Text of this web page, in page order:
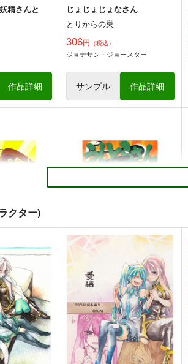
カート
魔法少女。7
オリジナル
デミタス・カッフェ
マフィン・フラガ
ハルナス・アイザラ
サンプル カート
精さんと
作品詳細
じょじょじょなさん
とりからの巣
306円 （税込）
ジョナサン・ジョースター
サンプル 作品詳細
ろー星の章
作品詳細
うしとらさん丑の縁
とりからの巣
713円（税込）
蒼月潮
サンプル 作品詳細
クター)